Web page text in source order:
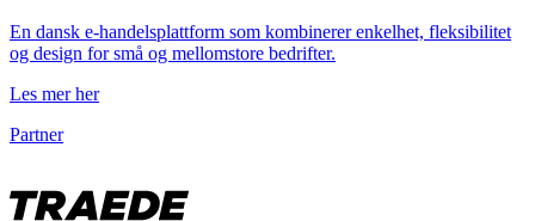
En dansk e-handelsplattform som kombinerer enkelhet, fleksibilitet
og design for små og mellomstore bedrifter.
Les mer her
Partner